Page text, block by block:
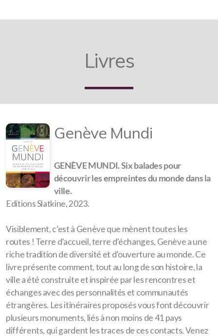
Livres
Genève Mundi
GENÈVE MUNDI. Six balades pour
découvrir les empreintes du monde dans la
ville.
Editions Slatkine, 2023.
Visiblement, c’est à Genève que mènent toutes les
routes ! Terre d’accueil, terre d’échanges, Genève a une
riche tradition de diversité et d’ouverture au monde. Ce
livre présente comment, tout au long de son histoire, la
ville a été construite et inspirée par les rencontres et
échanges avec des personnalités et communautés
étrangères. Les itinéraires proposés vous font découvrir
plusieurs monuments, liés à non moins de 41 pays
différents, qui gardent les traces de ces contacts. Venez